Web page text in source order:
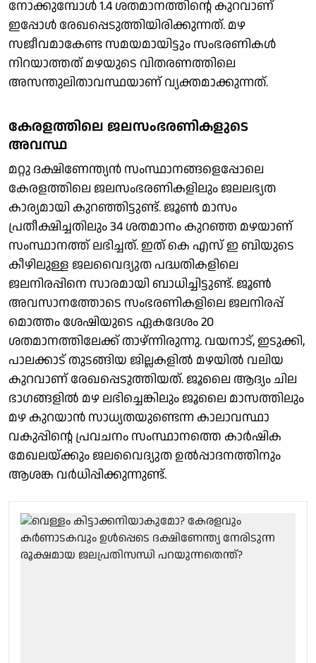
നോക്കുമ്പോള്‍ 1.4 ശതമാനത്തിന്റെ കുറവാണ്
ഇപ്പോള്‍ രേഖപ്പെടുത്തിയിരിക്കുന്നത്. മഴ
സജീവമാകേണ്ട സമയമായിട്ടും സംഭരണികള്‍
നിറയാത്തത് മഴയുടെ വിതരണത്തിലെ
അസന്തുലിതാവസ്ഥയാണ് വ്യക്തമാക്കുന്നത്.
കേരളത്തിലെ ജലസംഭരണികളുടെ
അവസ്ഥ
മറ്റു ദക്ഷിണേന്ത്യന്‍ സംസ്ഥാനങ്ങളെപ്പോലെ
കേരളത്തിലെ ജലസംഭരണികളിലും ജലലഭ്യത
കാര്യമായി കുറഞ്ഞിട്ടുണ്ട്. ജൂണ്‍ മാസം
പ്രതീക്ഷിച്ചതിലും 34 ശതമാനം കുറഞ്ഞ മഴയാണ്
സംസ്ഥാനത്ത് ലഭിച്ചത്. ഇത് കെ എസ് ഇ ബിയുടെ
കീഴിലുള്ള ജലവൈദ്യുത പദ്ധതികളിലെ
ജലനിരപ്പിനെ സാരമായി ബാധിച്ചിട്ടുണ്ട്. ജൂണ്‍
അവസാനത്തോടെ സംഭരണികളിലെ ജലനിരപ്പ്
മൊത്തം ശേഷിയുടെ ഏകദേശം 20
ശതമാനത്തിലേക്ക് താഴ്ന്നിരുന്നു. വയനാട്, ഇടുക്കി,
പാലക്കാട് തുടങ്ങിയ ജില്ലകളില്‍ മഴയില്‍ വലിയ
കുറവാണ് രേഖപ്പെടുത്തിയത്. ജൂലൈ ആദ്യം ചില
ഭാഗങ്ങളില്‍ മഴ ലഭിച്ചെങ്കിലും ജൂലൈ മാസത്തിലും
മഴ കുറയാന്‍ സാധ്യതയുണ്ടെന്ന കാലാവസ്ഥാ
വകുപ്പിന്റെ പ്രവചനം സംസ്ഥാനത്തെ കാര്‍ഷിക
മേഖലയ്ക്കും ജലവൈദ്യുത ഉല്‍പ്പാദനത്തിനും
ആശങ്ക വര്‍ധിപ്പിക്കുന്നുണ്ട്.